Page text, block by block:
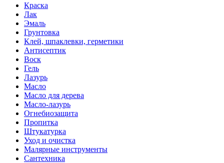
Краска
Лак
Эмаль
Грунтовка
Клей, шпаклевки, герметики
Антисептик
Воск
Гель
Лазурь
Масло
Масло для дерева
Масло-лазурь
Огнебиозащита
Пропитка
Штукатурка
Уход и очистка
Малярные инструменты
Сантехника